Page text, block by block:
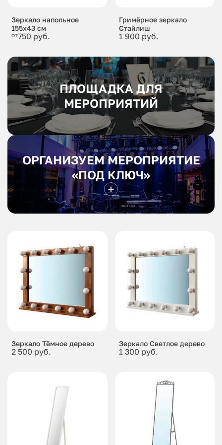
Зеркало напольное
155x43 см
от750 руб.
Гримёрное зеркало
Стайлиш
1 900 руб.
ПЛОЩАДКА ДЛЯ
МЕРОПРИЯТИЙ
ОРГАНИЗУЕМ МЕРОПРИЯТИЕ
«ПОД КЛЮЧ»
Зеркало Тёмное дерево
2 500 руб.
Зеркало Светлое дерево
1 300 руб.